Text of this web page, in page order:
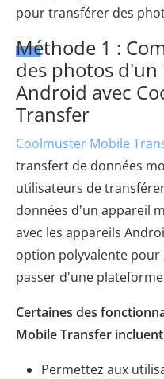
pour transférer des
Méthode 1 :
des photos d'un
Android avec
Transfer
Coolmuster Mobile
transfert de données
utilisateurs de
données d'un appareil
avec les appareils
option polyvalente
passer d'une
Certaines des
Mobile Transfer
Permettez aux